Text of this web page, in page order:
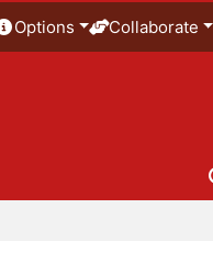
Options Collaborate